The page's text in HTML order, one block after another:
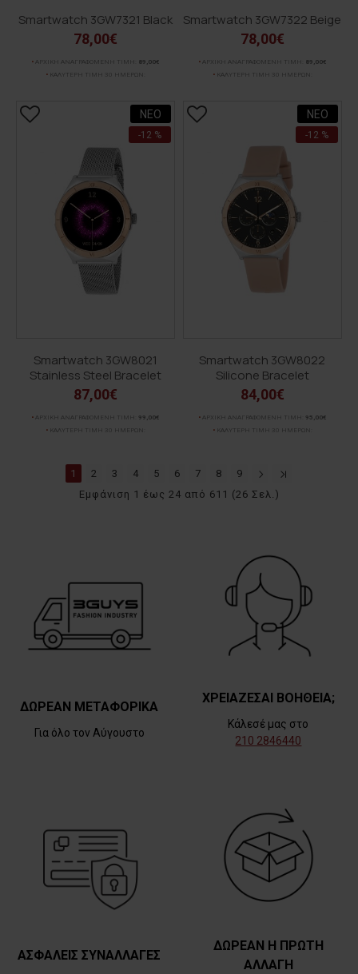
Smartwatch 3GW7321 Black
78,00€
ΑΡΧΙΚΗ ΑΝΑΓΡΑΦΟΜΕΝΗ ΤΙΜΗ:
89,00€
ΚΑΛΥΤΕΡΗ ΤΙΜΗ 30 ΗΜΕΡΩΝ:
Smartwatch 3GW7322 Beige
78,00€
ΑΡΧΙΚΗ ΑΝΑΓΡΑΦΟΜΕΝΗ ΤΙΜΗ:
89,00€
ΚΑΛΥΤΕΡΗ ΤΙΜΗ 30 ΗΜΕΡΩΝ:
ΝΕΟ
-12 %
Smartwatch 3GW8021
Stainless Steel Bracelet
87,00€
ΑΡΧΙΚΗ ΑΝΑΓΡΑΦΟΜΕΝΗ ΤΙΜΗ:
99,00€
ΚΑΛΥΤΕΡΗ ΤΙΜΗ 30 ΗΜΕΡΩΝ:
ΝΕΟ
-12 %
Smartwatch 3GW8022
Silicone Bracelet
84,00€
ΑΡΧΙΚΗ ΑΝΑΓΡΑΦΟΜΕΝΗ ΤΙΜΗ:
95,00€
ΚΑΛΥΤΕΡΗ ΤΙΜΗ 30 ΗΜΕΡΩΝ:
1 2 3 4 5 6 7 8
9
Εμφάνιση 1 έως 24 από 611 (26 Σελ.)
ΔΩΡΕΑΝ ΜΕΤΑΦΟΡΙΚΑ
Για όλο τον Αύγουστο
ΧΡΕΙΑΖΕΣΑΙ ΒΟΗΘΕΙΑ;
Κάλεσέ μας στο
210 2846440
ΑΣΦΑΛΕΙΣ ΣΥΝΑΛΛΑΓΕΣ
ΔΩΡΕΑΝ Η ΠΡΩΤΗ
ΑΛΛΑΓΗ